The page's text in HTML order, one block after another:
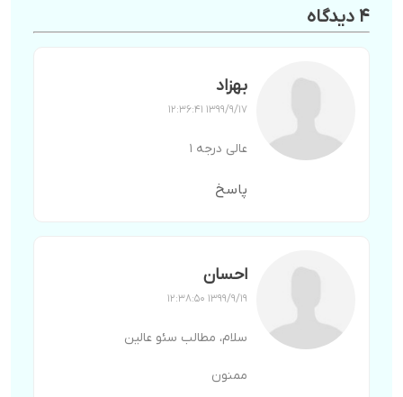
4 دیدگاه
بهزاد
1399/9/17 12:36:41
عالی درجه 1
پاسخ
احسان
1399/9/19 12:38:50
سلام، مطالب سئو عالین
ممنون